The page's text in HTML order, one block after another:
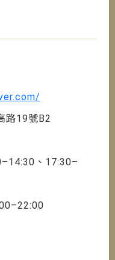
路19號B2
、17:30–